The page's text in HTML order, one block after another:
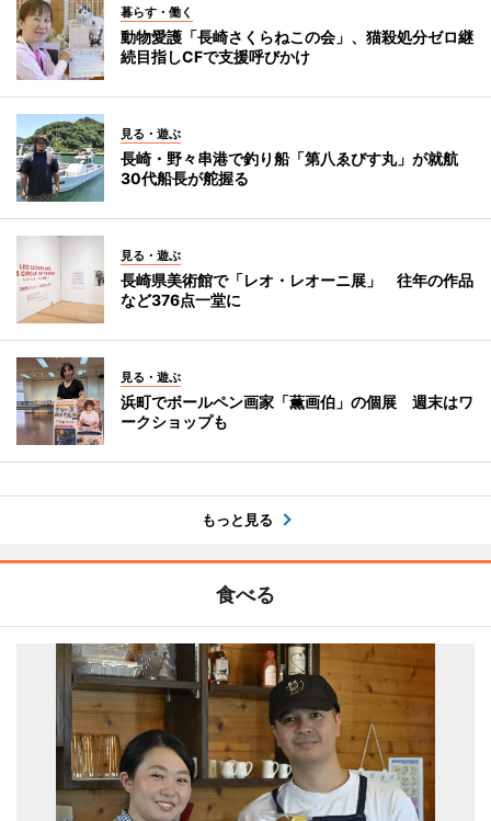
暮らす・働く
動物愛護「長崎さくらねこの会」、猫殺処分ゼロ継
続目指しCFで支援呼びかけ
見る・遊ぶ
長崎・野々串港で釣り船「第八ゑびす丸」が就航
30代船長が舵握る
見る・遊ぶ
長崎県美術館で「レオ・レオーニ展」 往年の作品
など376点一堂に
見る・遊ぶ
浜町でボールペン画家「薫画伯」の個展 週末はワ
ークショップも
もっと見る
食べる